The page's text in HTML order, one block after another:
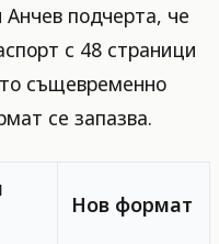
подчерта, че
с 48 страници
същевременно
се запазва.
Нов формат